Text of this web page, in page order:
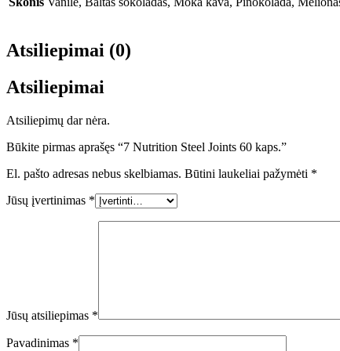
Atsiliepimai (0)
Atsiliepimai
Atsiliepimų dar nėra.
Būkite pirmas aprašęs “7 Nutrition Steel Joints 60 kaps.”
El. pašto adresas nebus skelbiamas. Būtini laukeliai pažymėti *
Jūsų įvertinimas *
Jūsų atsiliepimas *
Pavadinimas *